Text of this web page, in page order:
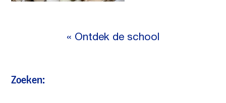
« Ontdek de school
Zoeken: